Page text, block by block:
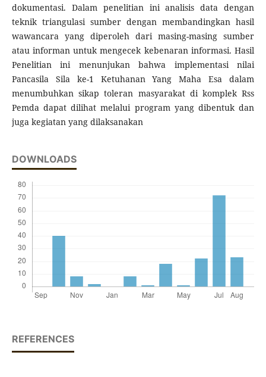
dokumentasi. Dalam penelitian ini analisis data dengan
teknik triangulasi sumber dengan membandingkan hasil
wawancara yang diperoleh dari masing-masing sumber
atau informan untuk mengecek kebenaran informasi. Hasil
Penelitian ini menunjukan bahwa implementasi nilai
Pancasila Sila ke-1 Ketuhanan Yang Maha Esa dalam
menumbuhkan sikap toleran masyarakat di komplek Rss
Pemda dapat dilihat melalui program yang dibentuk dan
juga kegiatan yang dilaksanakan
DOWNLOADS
REFERENCES